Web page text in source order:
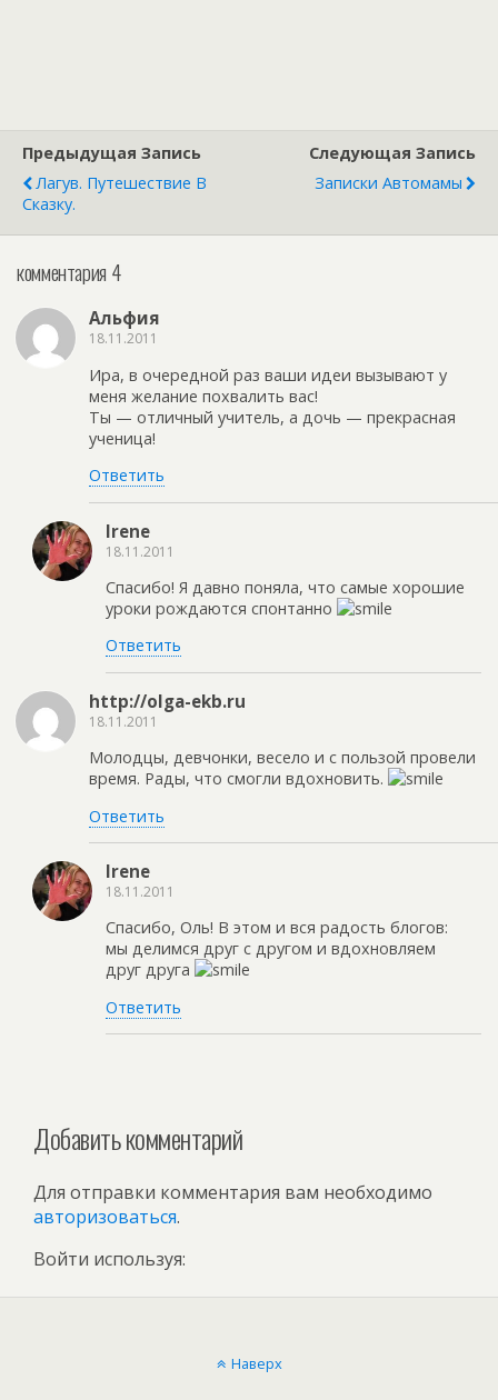
Предыдущая Запись
Лагув. Путешествие В
Сказку.
Следующая Запись
Записки Автомамы
комментария 4
Альфия
18.11.2011
Ира, в очередной раз ваши идеи вызывают у
меня желание похвалить вас!
Ты — отличный учитель, а дочь — прекрасная
ученица!
Ответить
Irene
18.11.2011
Спасибо! Я давно поняла, что самые хорошие
уроки рождаются спонтанно
Ответить
http://olga-ekb.ru
18.11.2011
Молодцы, девчонки, весело и с пользой провели
время. Рады, что смогли вдохновить.
Ответить
Irene
18.11.2011
Спасибо, Оль! В этом и вся радость блогов:
мы делимся друг с другом и вдохновляем
друг друга
Ответить
Добавить комментарий
Для отправки комментария вам необходимо
авторизоваться.
Войти используя:
Наверх